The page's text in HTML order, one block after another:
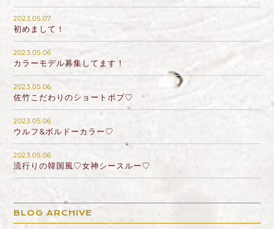
2023.05.07
初めまして！
2023.05.06
カラーモデル募集してます！
2023.05.06
佐竹こだわりのショートボブ♡
2023.05.06
ウルフ&ボルドーカラー♡
2023.05.06
流行りの韓国風♡女神シースルー♡
BLOG ARCHIVE